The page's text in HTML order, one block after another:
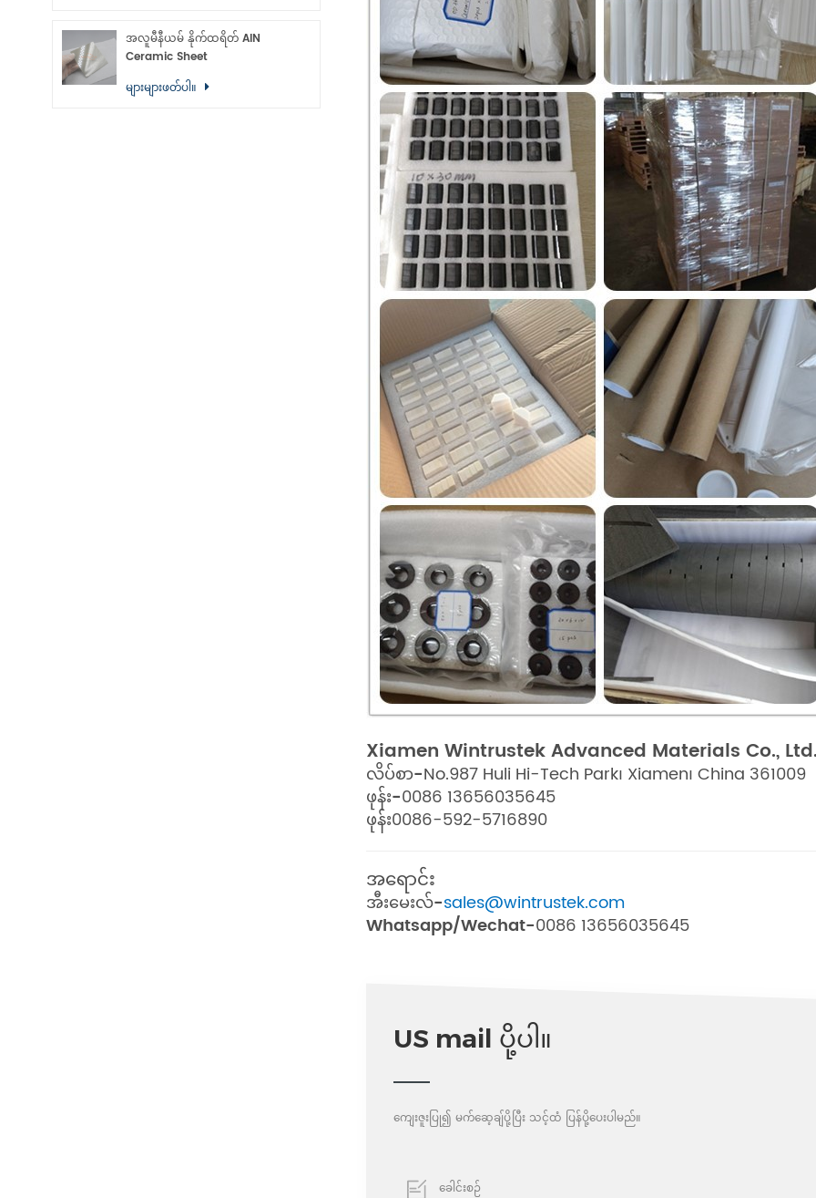
Xiamen Wintrustek Advanced Materials Co.,
လိပ်စာ-No.987 Huli Hi-Tech Park၊ Xiamen၊ China 361009
ဖုန်း-0086 13656035645
ဖုန်း0086-592-5716890
အရောင်း
အီးမေးလ်-sales@wintrustek.com
Whatsapp/Wechat-0086 13656035645
US mail ပို့ပါ။
ကျေးဇူးပြု၍ မက်ဆေ့ချ်ပို့ပြီး သင့်ထံ ပြန်ပို့ပေးပါမည်။
အလူမီနီယမ် နိုက်ထရိတ် AlN
Ceramic Sheet
များများဖတ်ပါ။